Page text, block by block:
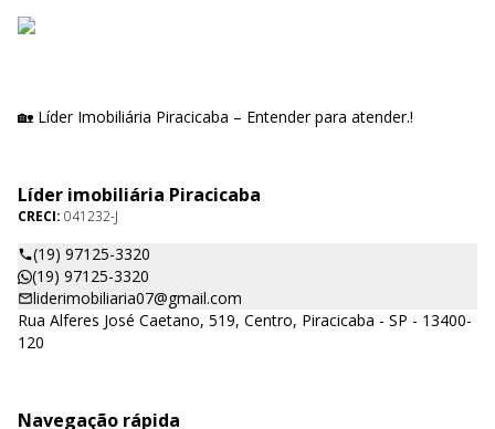
🏡 Líder Imobiliária Piracicaba – Entender para atender.!
Líder imobiliária Piracicaba
CRECI: 041232-J
(19) 97125-3320
(19) 97125-3320
liderimobiliaria07@gmail.com
Rua Alferes José Caetano, 519, Centro, Piracicaba - SP - 13400-
120
Navegação rápida